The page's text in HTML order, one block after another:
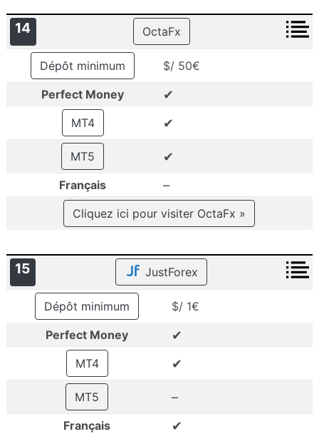
14 OctaFx
Dépôt minimum
$/ 50€
Perfect Money
✔
MT4 ✔
MT5 ✔
Français –
Cliquez ici pour visiter OctaFx »
15 JustForex
Dépôt minimum
$/ 1€
Perfect Money
✔
MT4 ✔
MT5 –
Français ✔